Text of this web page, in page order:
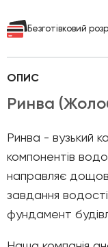
Безготівковий
ОПИС
Ринва
Ринва - вузький
компонентів
направляє
завдання
фундамент